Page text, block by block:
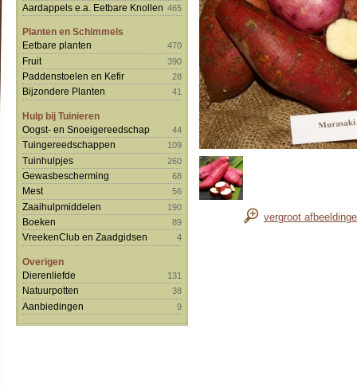
Aardappels e.a. Eetbare Knollen 465
Planten en Schimmels
Eetbare planten
470
Fruit 390
Paddenstoelen en Kefir 28
Bijzondere Planten 41
Hulp bij Tuinieren
Oogst- en Snoeigereedschap
44
Tuingereedschappen 109
Tuinhulpjes 260
Gewasbescherming 68
Mest 56
Zaaihulpmiddelen 190
Boeken 89
VreekenClub en Zaadgidsen 4
Overigen
Dierenliefde
131
Natuurpotten 38
Aanbiedingen 9
vergroot